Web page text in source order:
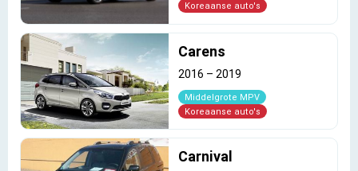
Koreaanse auto's
Carens
2016 – 2019
Middelgrote MPV
Koreaanse auto's
Carnival